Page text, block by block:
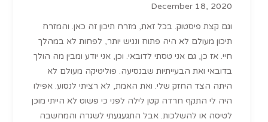
December 18, 2020
וגם קצת פיסטוק. בכל זאת, מזרח תיכון זה כאן. והמזרח
תיכון מעולם לא היה פתוח ונגיש יותר, לפחות לא במהלך
חיי. אז כן, גם אני טסתי לדובאי. וכן, אני יודע ומבין מה הולך
בדובאי ואת הבעייתיות שבנסיעה. פוליטיקה מעולם לא
היתה הצד החזק שלי. ואת האמת, לא רציתי לנסוע. אפילו
היה לי התקף חרדה קטן לילה לפני כי פשוט לא הייתי מוכן
לטיסה או להשלכות. אבל התגעגעתי לשגרה והמחשבה